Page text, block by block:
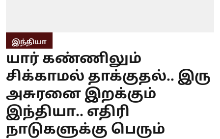
இந்தியா
யார் கண்ணிலும்
சிக்காமல் தாக்குதல்.. இரு
அசுரனை இறக்கும்
இந்தியா.. எதிரி
நாடுகளுக்கு பெரும்